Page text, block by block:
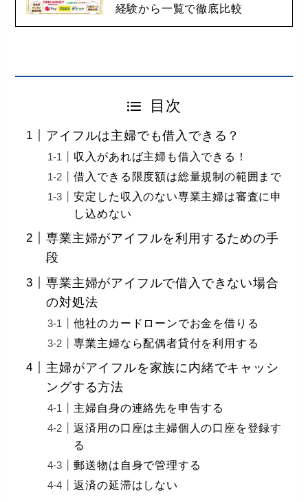
経験から一覧で徹底比較
目次
アイフルは主婦でも借入できる？
収入があれば主婦も借入できる！
借入できる限度額は総量規制の範囲まで
安定した収入のない専業主婦は審査に申
し込めない
専業主婦がアイフルを利用するための手
段
専業主婦がアイフルで借入できない場合
の対処法
他社のカードローンでお金を借りる
専業主婦なら配偶者貸付を利用する
主婦がアイフルを家族に内緒でキャッシ
ングする方法
主婦自身の連絡先を申告する
返済用の口座は主婦個人の口座を登録す
る
郵送物は自身で管理する
返済の延滞はしない